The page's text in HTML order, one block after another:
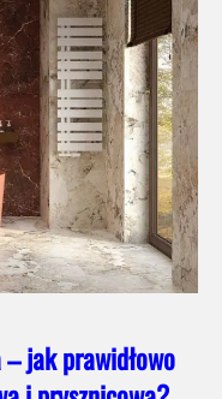
jak prawidłowo